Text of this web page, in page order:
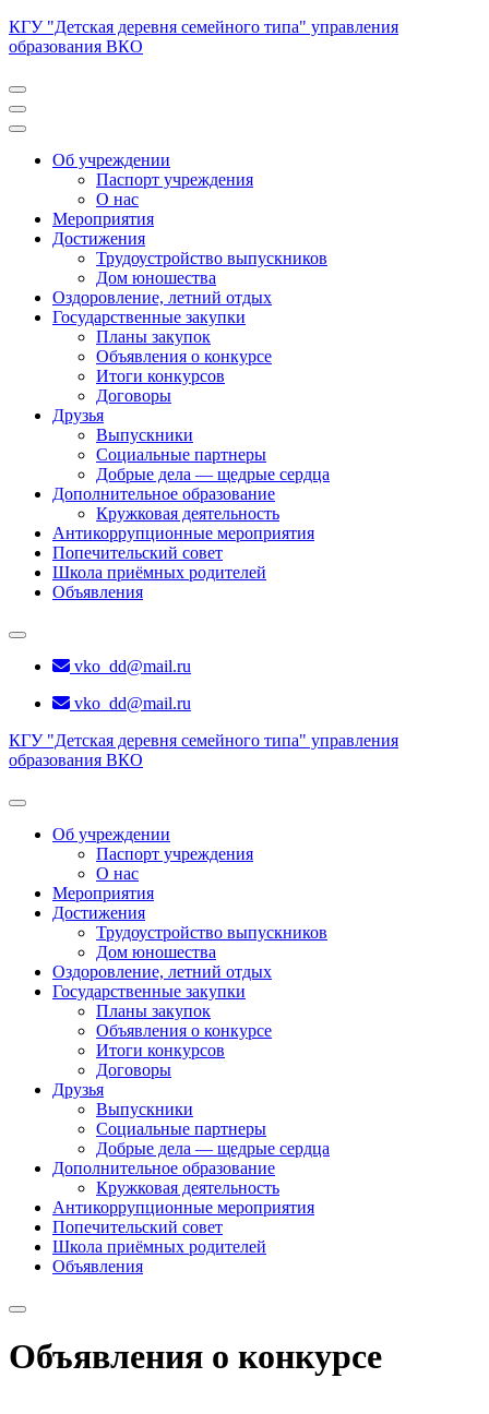
Перейти
к
(нажмите
Enter)
КГУ "Детская деревня семейного типа" управления
образования ВКО
Об учреждении
Паспорт учреждения
О нас
Мероприятия
Достижения
Трудоустройство выпускников
Дом юношества
Оздоровление, летний отдых
Государственные закупки
Планы закупок
Объявления о конкурсе
Итоги конкурсов
Договоры
Друзья
Выпускники
Социальные партнеры
Добрые дела — щедрые сердца
Дополнительное образование
Кружковая деятельность
Антикоррупционные мероприятия
Попечительский совет
Школа приёмных родителей
Объявления
vko_dd@mail.ru
vko_dd@mail.ru
КГУ "Детская деревня семейного типа" управления
образования ВКО
Об учреждении
Паспорт учреждения
О нас
Мероприятия
Достижения
Трудоустройство выпускников
Дом юношества
Оздоровление, летний отдых
Государственные закупки
Планы закупок
Объявления о конкурсе
Итоги конкурсов
Договоры
Друзья
Выпускники
Социальные партнеры
Добрые дела — щедрые сердца
Дополнительное образование
Кружковая деятельность
Антикоррупционные мероприятия
Попечительский совет
Школа приёмных родителей
Объявления
Объявления о конкурсе